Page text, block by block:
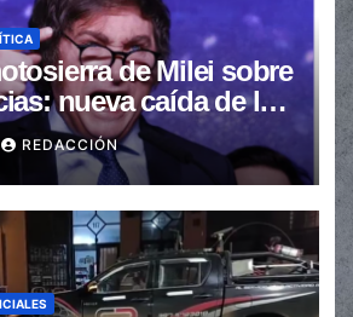
de Milei sobre
nueva caída de las
no automáticas
REDACCIÓN